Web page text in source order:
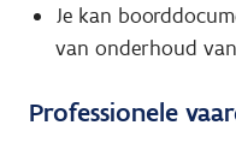
Je kan
van onderhoud
Professionele